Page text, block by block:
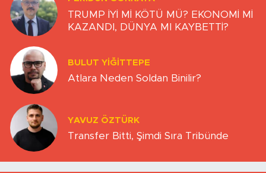
TRUMP İYİ Mİ KÖTÜ MÜ? EKONOMİ Mİ
KAZANDI, DÜNYA MI KAYBETTİ?
BULUT YİĞİTTEPE
Atlara Neden Soldan Binilir?
YAVUZ ÖZTÜRK
Transfer Bitti, Şimdi Sıra Tribünde